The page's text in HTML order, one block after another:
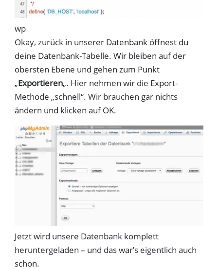
wp
Okay, zurück in unserer Datenbank öffnest du
deine Datenbank-Tabelle. Wir bleiben auf der
obersten Ebene und gehen zum Punkt
„Exportieren„. Hier nehmen wir die Export-
Methode „schnell“. Wir brauchen gar nichts
ändern und klicken auf OK.
Jetzt wird unsere Datenbank komplett
heruntergeladen – und das war’s eigentlich auch
schon.